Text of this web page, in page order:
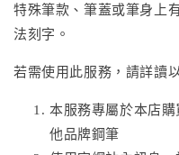
特殊筆款、筆蓋或筆身上
法刻字。
若需使用此服務，請詳讀
本服務專屬於本店
他品牌鋼筆